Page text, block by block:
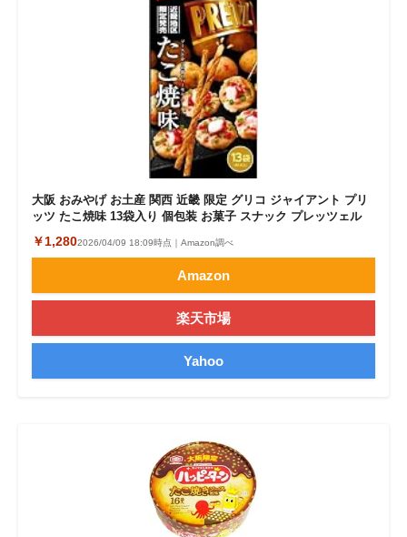
大阪 おみやげ お土産 関西 近畿 限定 グリコ ジャイアント プリ
ッツ たこ焼味 13袋入り 個包装 お菓子 スナック プレッツェル
￥1,2802026/04/09 18:09時点｜Amazon調べ
Amazon
楽天市場
Yahoo